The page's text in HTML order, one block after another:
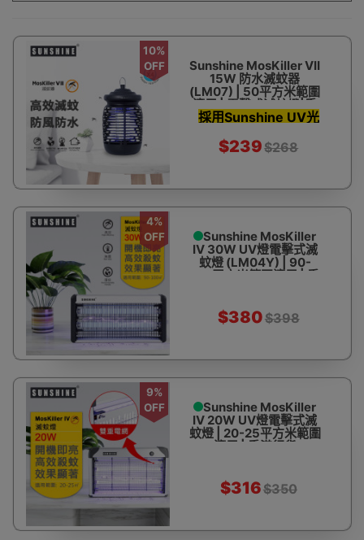
10%
OFF
Sunshine MosKiller VII
15W 防水滅蚊器
(LM07) | 50平方米範圍
適用 | 電擊式滅蚊燈|香
港行貨
採用Sunshine UV光
$239$268
4%
OFF
Sunshine MosKiller
IV 30W UV燈電擊式滅
蚊燈 (LM04Y) | 90-
100平方米範圍適用 | 香
$380$398
9%
OFF
Sunshine MosKiller
IV 20W UV燈電擊式滅
蚊燈 | 20-25平方米範圍
適用 | 香港行貨
$316$350